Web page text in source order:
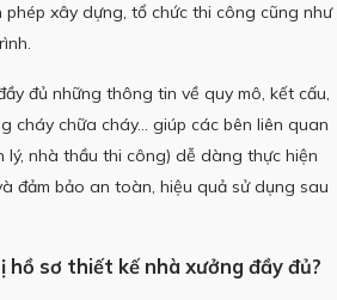
phép xây dựng, tổ chức thi công cũng như
đủ những thông tin về quy mô, kết cấu,
cháy chữa cháy… giúp các bên liên quan
lý, nhà thầu thi công) dễ dàng thực hiện
đảm bảo an toàn, hiệu quả sử dụng sau
hồ sơ thiết kế nhà xưởng đầy đủ?